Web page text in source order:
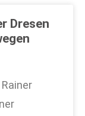
Dresen